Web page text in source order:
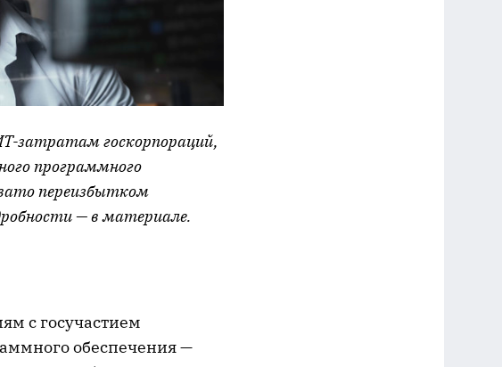
затратам госкорпораций,
программного
переизбытком
— в материале.
с госучастием
обеспечения —